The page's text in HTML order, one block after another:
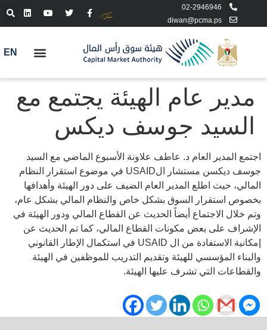
02-2946946
diwan@pcma.ps
EN
مدير عام الهيئة يجتمع مع
السيد جوسف ديكس
اجتمع المدير العام د. عاطف علاونة الأسبوع الماضي مع السيد
جوسف ديكسن مستشار الUSAID في موضوع استقرار النظام
المالي، حيث اطلع المدير العام الضيف على دور الهيئة وأهدافها
بخصوص استقرار السوق بشكل خاص والنظام المالي بشكل عام،
وتم خلال الاجتماع أيضاً الحديث عن القطاع المالي ودور الهيئة في
الإشراف على بعض مكونات القطاع المالي، كما تم الحديث عن
إمكانية الاستفادة من ال USAID في استكمال الإطار القانوني
والبناء المؤسسي للهيئة وتقديم التدريب للموظفين في الهيئة
والقطاعات التي تشرف عليها الهيئة.